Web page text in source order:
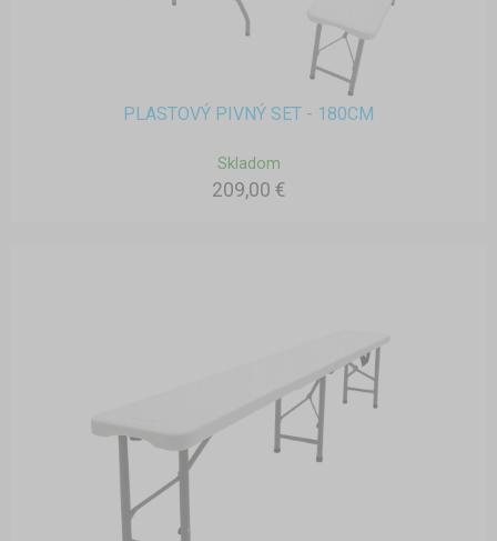
PLASTOVÝ PIVNÝ SET - 180CM
Skladom
209,00 €